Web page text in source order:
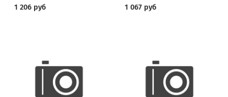
1 206 руб
1 067 руб